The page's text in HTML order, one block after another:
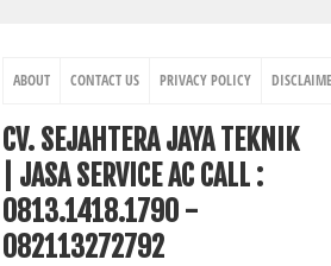
ABOUT CONTACT US PRIVACY POLICY
CV. SEJAHTERA JAYA TEKNIK
| JASA SERVICE AC CALL :
0813.1418.1790 -
082113272792